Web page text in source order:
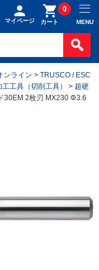
マイページ カート
0
MENU
ンライン > TRUSCO / ESC
工具（切削工具） > 超硬
30EM 2枚刃 MX230 Φ3.6